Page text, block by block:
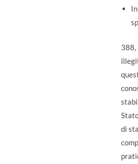
388,
di